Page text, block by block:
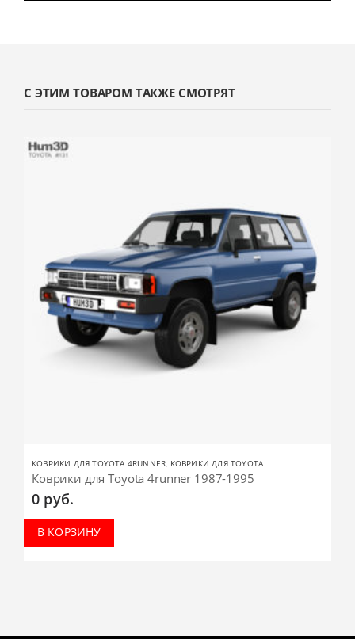
С ЭТИМ ТОВАРОМ ТАКЖЕ СМОТРЯТ
КОВРИКИ ДЛЯ TOYOTA 4RUNNER, КОВРИКИ ДЛЯ TOYOTA
Коврики для Toyota 4runner 1987-1995
0 руб.
В КОРЗИНУ